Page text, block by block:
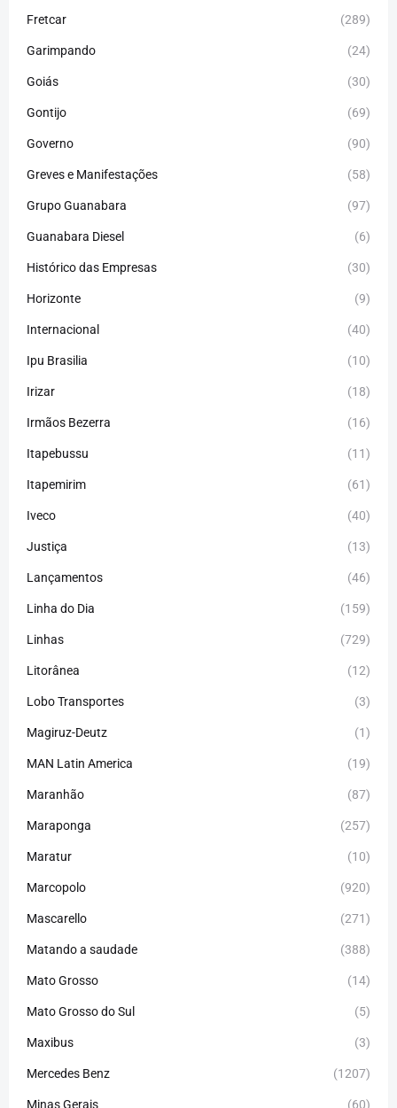
Fretcar (289)
Garimpando (24)
Goiás (30)
Gontijo (69)
Governo (90)
Greves e Manifestações (58)
Grupo Guanabara (97)
Guanabara Diesel (6)
Histórico das Empresas (30)
Horizonte (9)
Internacional (40)
Ipu Brasilia (10)
Irizar (18)
Irmãos Bezerra (16)
Itapebussu (11)
Itapemirim (61)
Iveco (40)
Justiça (13)
Lançamentos (46)
Linha do Dia (159)
Linhas (729)
Litorânea (12)
Lobo Transportes (3)
Magiruz-Deutz (1)
MAN Latin America (19)
Maranhão (87)
Maraponga (257)
Maratur (10)
Marcopolo (920)
Mascarello (271)
Matando a saudade (388)
Mato Grosso (14)
Mato Grosso do Sul (5)
Maxibus (3)
Mercedes Benz (1207)
Minas Gerais (60)